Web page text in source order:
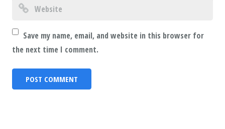
Save my name, email, and website in this browser for
the next time I comment.